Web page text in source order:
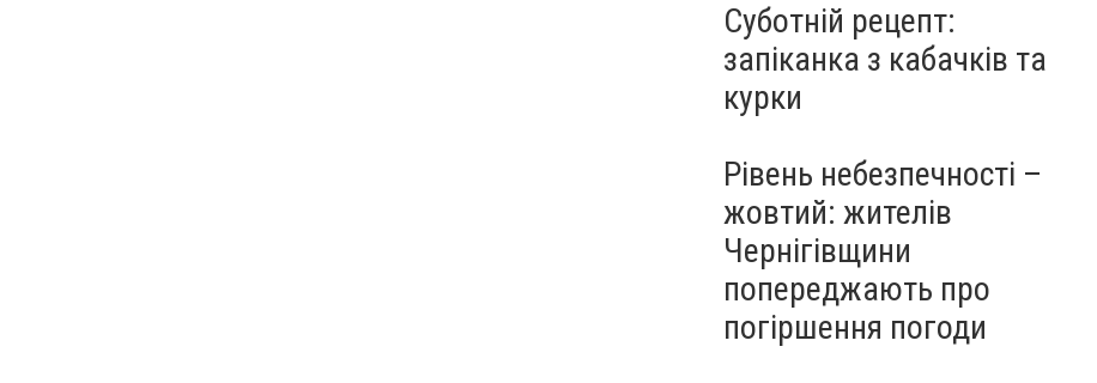
Суботній рецепт:
запіканка з кабачків та
курки
Рівень небезпечності –
жовтий: жителів
Чернігівщини
попереджають про
погіршення погоди